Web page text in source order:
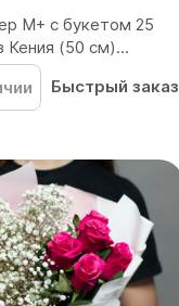
M+ с букетом 25
Кения (50 см)...
Быстрый заказ